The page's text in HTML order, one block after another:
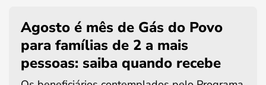
Agosto é mês de Gás do Povo
para famílias de 2 a mais
pessoas: saiba quando recebe